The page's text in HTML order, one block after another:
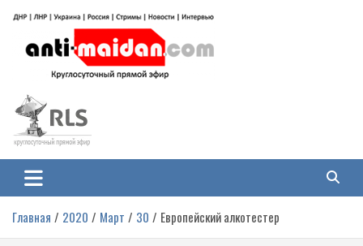
содержимому
Антимайдан: Гражданская война
на Украине
гражданской войне на Украине, включая события в Новороссии, ДНР,
ЛНР и других регионах.
Главная 2020 Март 30 Европейский алкотестер